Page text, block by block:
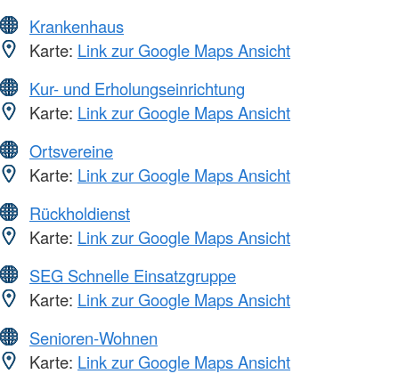
Krankenhaus
Karte: Link zur Google Maps Ansicht
Kur- und Erholungseinrichtung
Karte: Link zur Google Maps Ansicht
Ortsvereine
Karte: Link zur Google Maps Ansicht
Rückholdienst
Karte: Link zur Google Maps Ansicht
SEG Schnelle Einsatzgruppe
Karte: Link zur Google Maps Ansicht
Senioren-Wohnen
Karte: Link zur Google Maps Ansicht